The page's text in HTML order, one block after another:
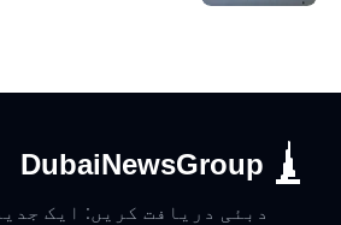
DubaiNewsGroup
دبئی دریافت کریں: ایک